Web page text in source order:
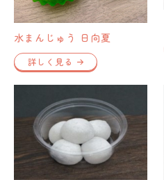
水まんじゅう 日向夏
詳しく見る